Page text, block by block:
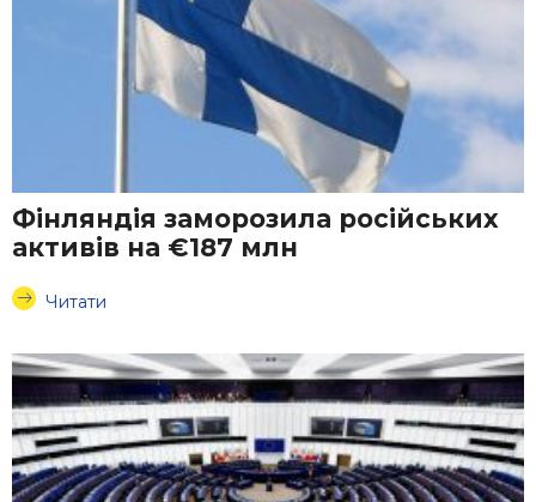
Фінляндія заморозила російських
активів на €187 млн
Читати